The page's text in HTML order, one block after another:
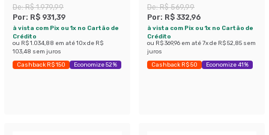
Off White
De:R$ 1.979,99
Por: R$ 931,39
à vista com Pix ou 1x no Cartão de
Crédito
ou R$ 1.034,88 em até10x de R$
103,48 sem juros
Cashback R$ 150 Economize 52%
De:R$ 569,99
Por: R$ 332,96
à vista com Pix ou 1x no Cartão de
Crédito
ou R$ 369,96 em até7x de R$ 52,85 sem
juros
Cashback R$ 50 Economize 41%